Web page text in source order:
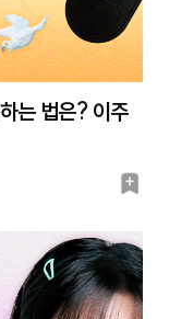
는 법은? 이주
북
크